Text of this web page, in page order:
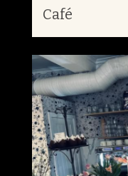
Café